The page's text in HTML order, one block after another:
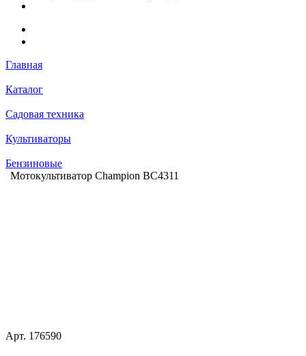
Главная
Каталог
Садовая техника
Культиваторы
Бензиновые
Мотокультиватор Champion BC4311
Арт. 176590